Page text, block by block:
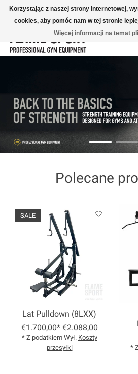
E-MAIL:info@flame-sport.deTEL.: +49 1525
Polecane
Product carousel items
SALE
Lat Pulldown (8LXX)
€1.700,00* €2.088,00
* Z podatkiem Wył. Koszty
przesyłki
*
Korzystając z naszej strony internetowej,
cookies, aby pomóc nam w tej stronie
Więcej informacji na temat